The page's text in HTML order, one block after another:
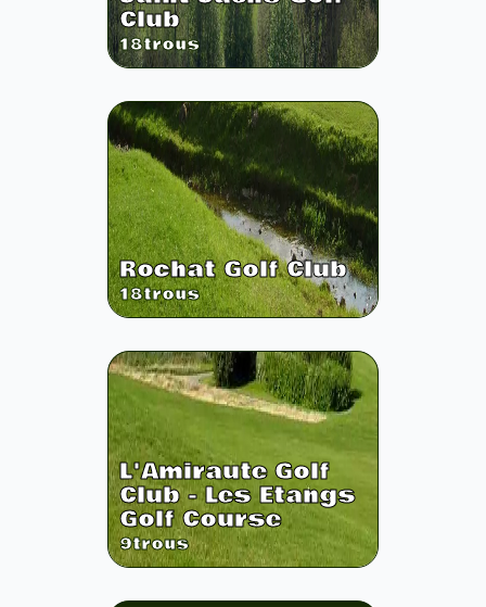
Club
18trous
Rochat Golf Club
18trous
L'Amiraute Golf
Club - Les Etangs
Golf Course
9trous